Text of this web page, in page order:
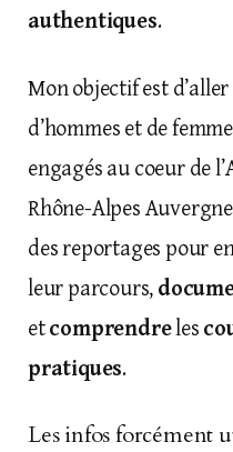
authentiques.
Mon objectif est d’aller
d’hommes et de
engagés au coeur de
Rhône-Alpes
des reportages pour
leur parcours,
etcomprendreles
pratiques.
Les infos forcément